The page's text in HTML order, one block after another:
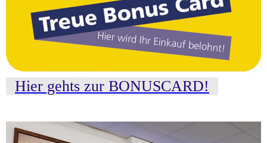
Hier gehts zur BONUSCARD!